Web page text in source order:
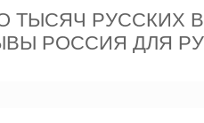
РУССКИХ
РОССИЯ ДЛЯ